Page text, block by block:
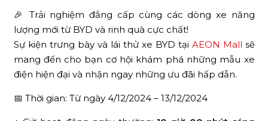
🎉 Trải nghiệm đẳng cấp cùng các dòng xe năng
lượng mới từ BYD và rinh quà cực chất!
Sự kiện trưng bày và lái thử xe BYD tại AEON Mall sẽ
mang đến cho bạn cơ hội khám phá những mẫu xe
điện hiện đại và nhận ngay những ưu đãi hấp dẫn.
📅 Thời gian: Từ ngày 4/12/2024 – 13/12/2024